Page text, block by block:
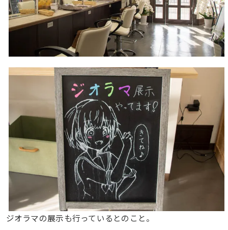
ジオラマの展示も行っているとのこと。